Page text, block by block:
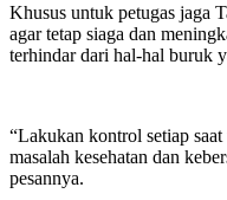
Khusus untuk petugas jaga
agar tetap siaga dan
terhindar dari hal-hal buruk
“Lakukan kontrol setiap
masalah kesehatan dan
pesannya.